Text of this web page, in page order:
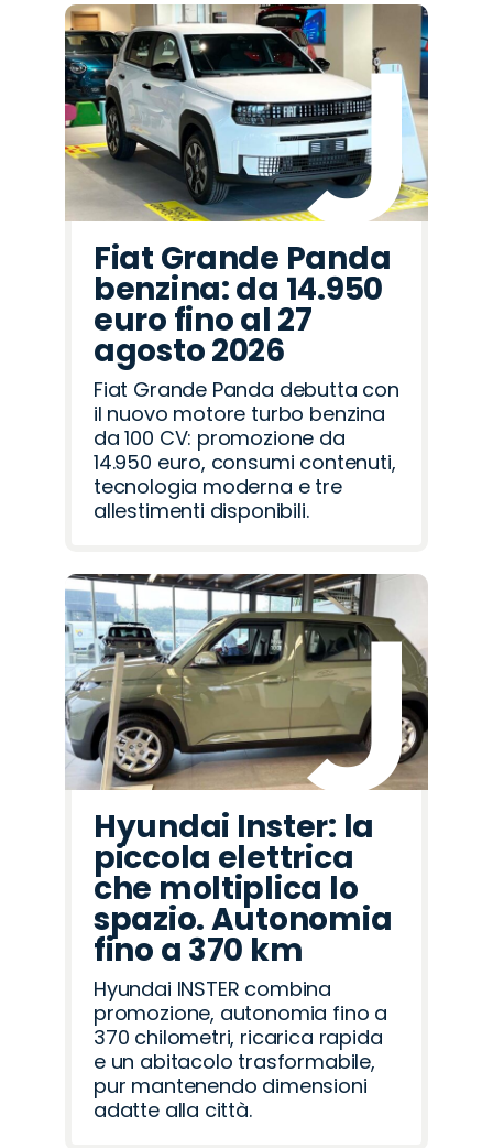
Fiat Grande Panda
benzina: da 14.950
euro fino al 27
agosto 2026
Fiat Grande Panda debutta con
il nuovo motore turbo benzina
da 100 CV: promozione da
14.950 euro, consumi contenuti,
tecnologia moderna e tre
allestimenti disponibili.
Hyundai Inster: la
piccola elettrica
che moltiplica lo
spazio. Autonomia
fino a 370 km
Hyundai INSTER combina
promozione, autonomia fino a
370 chilometri, ricarica rapida
e un abitacolo trasformabile,
pur mantenendo dimensioni
adatte alla città.